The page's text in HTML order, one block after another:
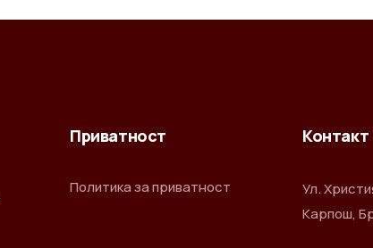
Приватност
Политика за приватност
Контакт
Ул.
Карпош,